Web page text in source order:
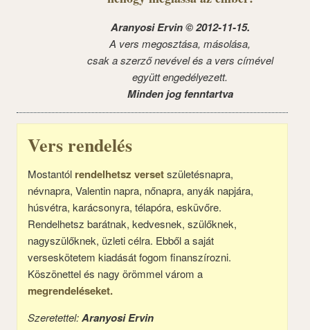
Aranyosi Ervin © 2012-11-15.
A vers megosztása, másolása,
csak a szerző nevével és a vers címével
együtt engedélyezett.
Minden jog fenntartva
Vers rendelés
Mostantól rendelhetsz versetszületésnapra,
névnapra, Valentin napra, nőnapra, anyák napjára,
húsvétra, karácsonyra, télapóra, esküvőre.
Rendelhetsz barátnak, kedvesnek, szülőknek,
nagyszülőknek, üzleti célra. Ebből a saját
verseskötetem kiadását fogom finanszírozni.
Köszönettel és nagy örömmel várom a
megrendeléseket.
Szeretettel:Aranyosi Ervin